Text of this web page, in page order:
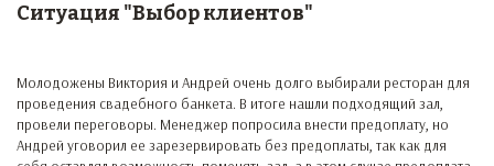
Ситуация "Выбор клиентов"
Молодожены Виктория и Андрей очень долго выбирали ресторан для
проведения свадебного банкета. В итоге нашли подходящий зал,
провели переговоры. Менеджер попросила внести предоплату, но
Андрей уговорил ее зарезервировать без предоплаты, так как для